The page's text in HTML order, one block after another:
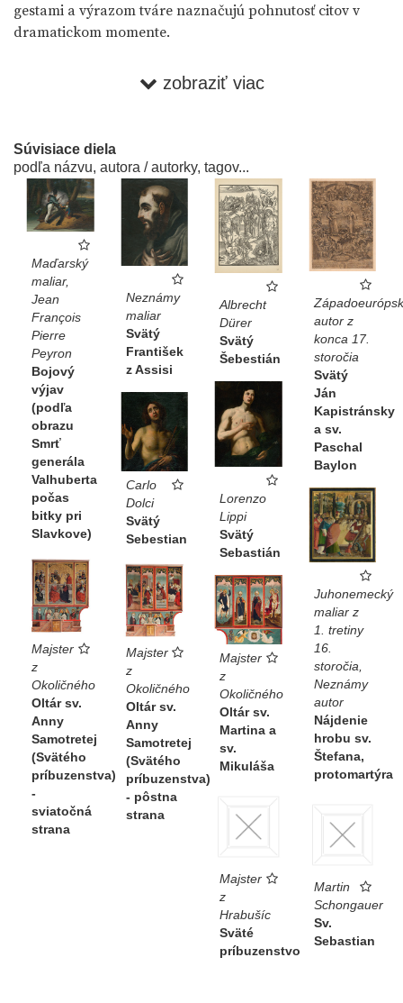
gestami a výrazom tváre naznačujú pohnutosť citov v
dramatickom momente.
jednej strane rozpadajúca sa chatrč, na druhej portikus
pripomína kompozície so zomierajúcim sv. Františkom
Xaverským. V tomto prípade však ide o sv. Alexia z
Edessy (zom. 17. júla 417 v Ríme). Posledné roky svojho
života prežil ako žobrák pod schodmi, 39 resp. pred
dverami paláca svojich bohatých rodičov, ktorí ho
spoznali, až keď zomieral. To je námet pre obraz v
Nových Zámkoch.
Martin Šugár ● Z depozitára
zobraziť viac
Súvisiace diela
podľa názvu, autora / autorky, tagov...
Maďarský
maliar,
Jean
François
Pierre
Peyron
Bojový
výjav
(podľa
obrazu
Smrť
generála
Valhuberta
počas
bitky pri
Slavkove)
Neznámy
maliar
Svätý
František
z Assisi
Albrecht
Dürer
Svätý
Šebestián
autor z
konca 17.
storočia
Svätý
Ján
Kapistránsky
a sv.
Paschal
Baylon
Lorenzo
Lippi
Svätý
Sebastián
Carlo
Dolci
Svätý
Sebestian
Juhonemecký
maliar z
1. tretiny
16.
storočia,
Neznámy
autor
Nájdenie
hrobu sv.
Štefana,
protomartýra
Majster
z
Okoličného
Oltár sv.
Anny
Samotretej
(Svätého
príbuzenstva)
-
sviatočná
strana
Majster
z
Okoličného
Oltár sv.
Anny
Samotretej
(Svätého
príbuzenstva)
- pôstna
strana
Majster
z
Okoličného
Oltár sv.
Martina a
sv.
Mikuláša
Majster
z
Hrabušíc
Sväté
príbuzenstvo
Martin
Schongauer
Sv.
Sebastian